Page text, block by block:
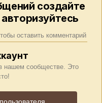
создайте
оставить комментарий
нашем сообществе. Это